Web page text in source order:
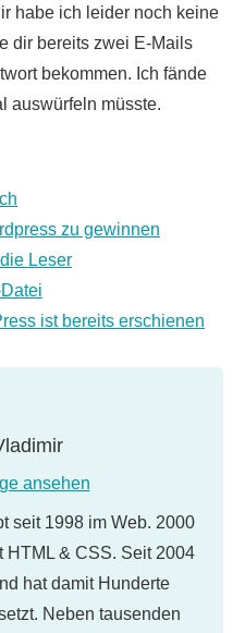
habe ich leider noch keine
dir bereits zwei E-Mails
bekommen. Ich fände
auswürfeln müsste.
zu gewinnen
Leser
ist bereits erschienen
ansehen
seit 1998 im Web. 2000
HTML & CSS. Seit 2004
hat damit Hunderte
Neben tausenden